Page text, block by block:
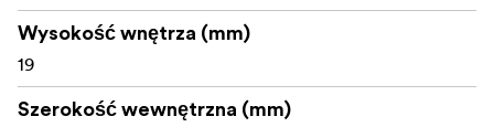
Wysokość wnętrza (mm)
19
Szerokość wewnętrzna (mm)